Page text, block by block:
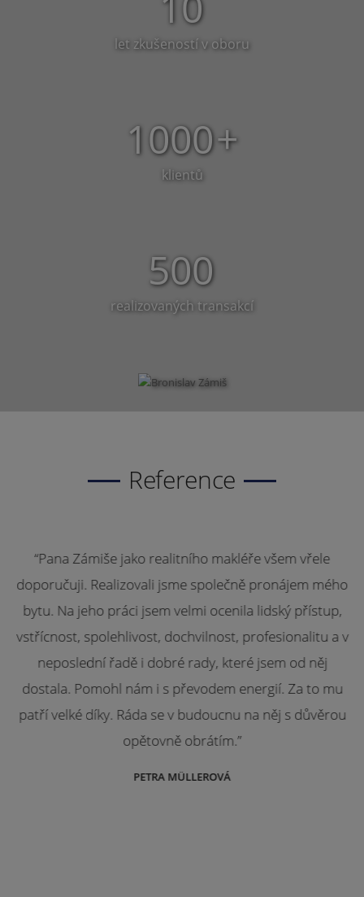
let zkušeností v oboru
1000+
klientů
500
realizovaných transakcí
Reference
“Pana Zámiše jako realitního makléře všem vřele
doporučuji. Realizovali jsme společně pronájem mého
bytu. Na jeho práci jsem velmi ocenila lidský přístup,
vstřícnost, spolehlivost, dochvilnost, profesionalitu a v
neposlední řadě i dobré rady, které jsem od něj
dostala. Pomohl nám i s převodem energií. Za to mu
patří velké díky. Ráda se v budoucnu na něj s důvěrou
opětovně obrátím.”
PETRA MÜLLEROVÁ